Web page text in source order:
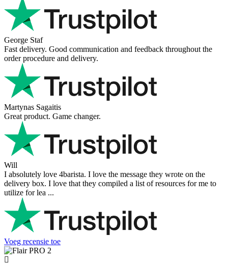
George Staf
Fast delivery. Good communication and feedback throughout the
order procedure and delivery.
Martynas Sagaitis
Great product. Game changer.
Will
I absolutely love 4barista. I love the message they wrote on the
delivery box. I love that they compiled a list of resources for me to
utilize for lea ...
Voeg recensie toe